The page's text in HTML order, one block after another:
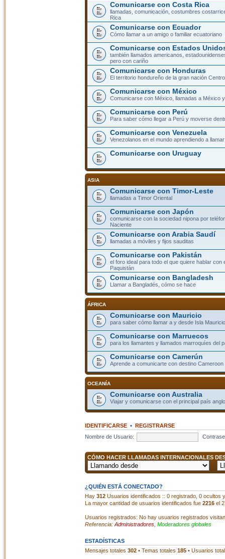
Comunicarse con Costa Rica
llamadas, comunicación, costumbres
Rica
Comunicarse con Ecuador
Cómo llamar a un amigo o familiar ecuatoriano
Comunicarse con Estados
también llamados americanos,
pero con cariño
Comunicarse con Honduras
El territorio hondureño de la gran nación
Comunicarse con México
Comunicarse con México, llamadas a México
Comunicarse con Perú
Para saber cómo llegar a Perú y moverse
Comunicarse con Venezuela
Venezolanos en el mundo aprendiendo a
Comunicarse con Uruguay
ASIA
Comunicarse con Timor-Leste
llamadas a Timor Oriental
Comunicarse con Japón
comunicarse con la sociedad nipona por
Naciente
Comunicarse con Arabia Saudí
llamadas a móviles y fijos sauditas
Comunicarse con Pakistán
el foro ideal para todo el que quiere hablar con
Paquistán
Comunicarse con Bangladesh
Llamar a Bangladés, cómo se hace
ÁFRICA
Comunicarse con Mauricio
para saber cómo llamar a y desde Isla
Comunicarse con Marruecos
para los llamantes y llamados marroquíes del
Comunicarse con Camerún
Aprende a comunicarte con destino Cameroon
OCEANÍA
Comunicarse con Australia
Viajar y comunicarse con el principal país
IDENTIFICARSE• REGISTRARSE
Nombre de Usuario:
CÓMO HACER LLAMADAS INTERNACIONALES
¿QUIÉN ESTÁ CONECTADO?
Hay 312Usuarios identificados :: 0 registrado, 0 ocultos
La mayor cantidad de usuarios identificados fue 2216el
Usuarios registrados: No hay usuarios registrados
Referencia: Administradores, Moderadores globales
ESTADÍSTICAS
Mensajes totales 302• Temas totales 185• Usuarios